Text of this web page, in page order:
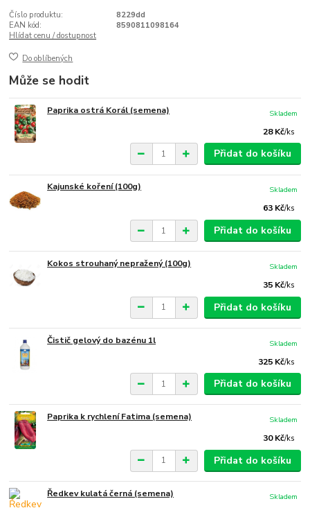
Číslo produktu:
8229dd
EAN kód:
8590811098164
Hlídat cenu / dostupnost
Do oblíbených
Může se hodit
Paprika ostrá Korál (semena)
28 Kč/ks
Skladem
Přidat do košíku
Kajunské koření (100g)
63 Kč/ks
Skladem
Přidat do košíku
Kokos strouhaný nepražený (100g)
35 Kč/ks
Skladem
Přidat do košíku
Čistič gelový do bazénu 1l
325 Kč/ks
Skladem
Přidat do košíku
Paprika k rychlení Fatima (semena)
30 Kč/ks
Skladem
Přidat do košíku
Ředkev kulatá černá (semena)
Skladem